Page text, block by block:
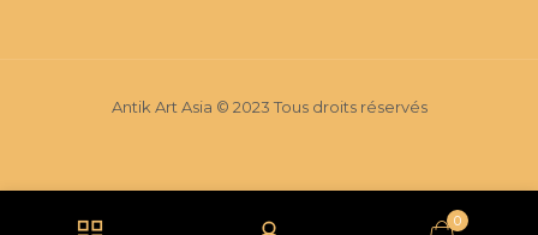
Antik Art Asia © 2023 Tous droits réservés
0